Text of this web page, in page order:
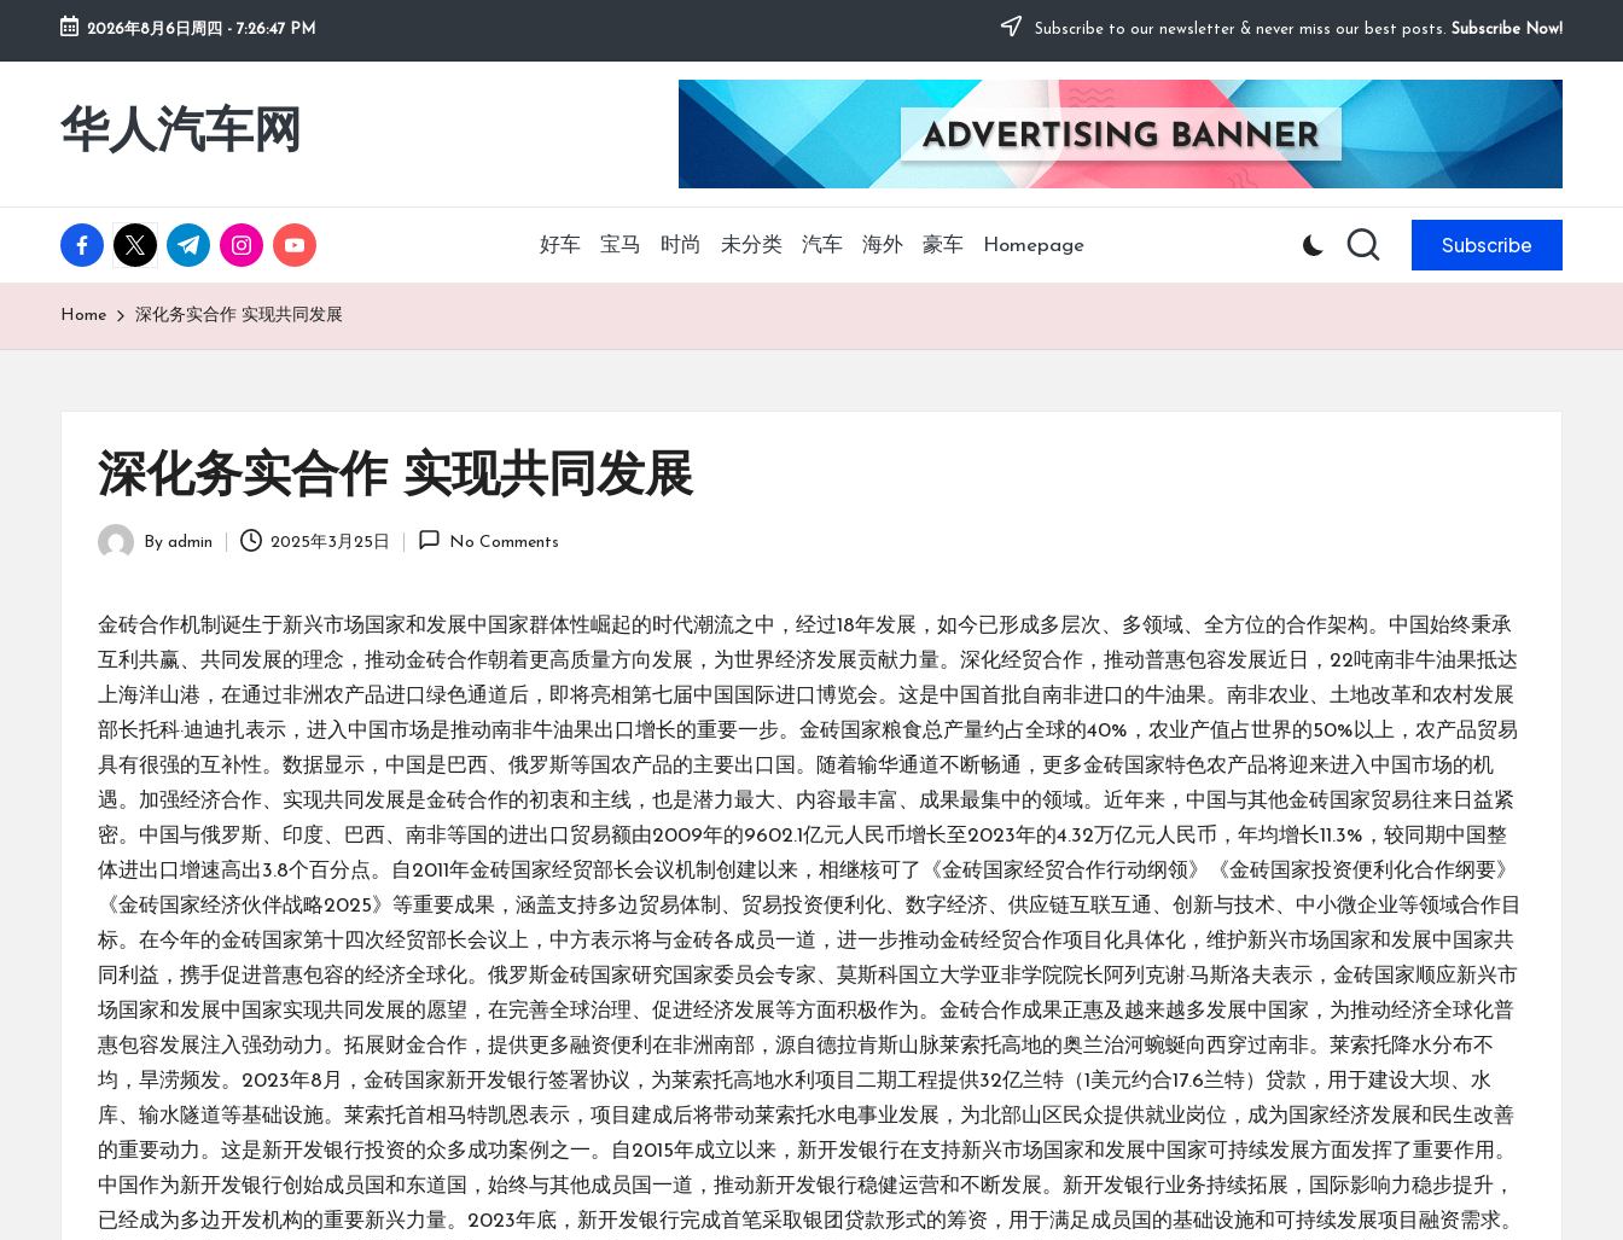
Skip
content
2026年8月6日周四 - 7:26:47 PM Subscribe to our newsletter & never miss our best posts. Subscribe Now!
华人汽车网
facebook.com
twitter.com
t.me instagram.com
youtube.com 好车 宝马 时尚 未分类 汽车 海外 豪车 Homepage Subscribe
Home 深化务实合作 实现共同发展
深化务实合作 实现共同发展
Posted
By admin 2025年3月25日 No Comments
金砖合作机制诞生于新兴市场国家和发展中国家群体性崛起的时代潮流之中，经过18年发展，如今已形成多层次、多领域、全方位的合作架构。中国始终秉承
互利共赢、共同发展的理念，推动金砖合作朝着更高质量方向发展，为世界经济发展贡献力量。深化经贸合作，推动普惠包容发展近日，22吨南非牛油果抵达
上海洋山港，在通过非洲农产品进口绿色通道后，即将亮相第七届中国国际进口博览会。这是中国首批自南非进口的牛油果。南非农业、土地改革和农村发展
部长托科·迪迪扎表示，进入中国市场是推动南非牛油果出口增长的重要一步。金砖国家粮食总产量约占全球的40%，农业产值占世界的50%以上，农产品贸易
具有很强的互补性。数据显示，中国是巴西、俄罗斯等国农产品的主要出口国。随着输华通道不断畅通，更多金砖国家特色农产品将迎来进入中国市场的机
遇。加强经济合作、实现共同发展是金砖合作的初衷和主线，也是潜力最大、内容最丰富、成果最集中的领域。近年来，中国与其他金砖国家贸易往来日益紧
密。中国与俄罗斯、印度、巴西、南非等国的进出口贸易额由2009年的9602.1亿元人民币增长至2023年的4.32万亿元人民币，年均增长11.3%，较同期中国整
体进出口增速高出3.8个百分点。自2011年金砖国家经贸部长会议机制创建以来，相继核可了《金砖国家经贸合作行动纲领》《金砖国家投资便利化合作纲要》
《金砖国家经济伙伴战略2025》等重要成果，涵盖支持多边贸易体制、贸易投资便利化、数字经济、供应链互联互通、创新与技术、中小微企业等领域合作目
标。在今年的金砖国家第十四次经贸部长会议上，中方表示将与金砖各成员一道，进一步推动金砖经贸合作项目化具体化，维护新兴市场国家和发展中国家共
同利益，携手促进普惠包容的经济全球化。俄罗斯金砖国家研究国家委员会专家、莫斯科国立大学亚非学院院长阿列克谢·马斯洛夫表示，金砖国家顺应新兴市
场国家和发展中国家实现共同发展的愿望，在完善全球治理、促进经济发展等方面积极作为。金砖合作成果正惠及越来越多发展中国家，为推动经济全球化普
惠包容发展注入强劲动力。拓展财金合作，提供更多融资便利在非洲南部，源自德拉肯斯山脉莱索托高地的奥兰治河蜿蜒向西穿过南非。莱索托降水分布不
均，旱涝频发。2023年8月，金砖国家新开发银行签署协议，为莱索托高地水利项目二期工程提供32亿兰特（1美元约合17.6兰特）贷款，用于建设大坝、水
库、输水隧道等基础设施。莱索托首相马特凯恩表示，项目建成后将带动莱索托水电事业发展，为北部山区民众提供就业岗位，成为国家经济发展和民生改善
的重要动力。这是新开发银行投资的众多成功案例之一。自2015年成立以来，新开发银行在支持新兴市场国家和发展中国家可持续发展方面发挥了重要作用。
中国作为新开发银行创始成员国和东道国，始终与其他成员国一道，推动新开发银行稳健运营和不断发展。新开发银行业务持续拓展，国际影响力稳步提升，
已经成为多边开发机构的重要新兴力量。2023年底，新开发银行完成首笔采取银团贷款形式的筹资，用于满足成员国的基础设施和可持续发展项目融资需求。